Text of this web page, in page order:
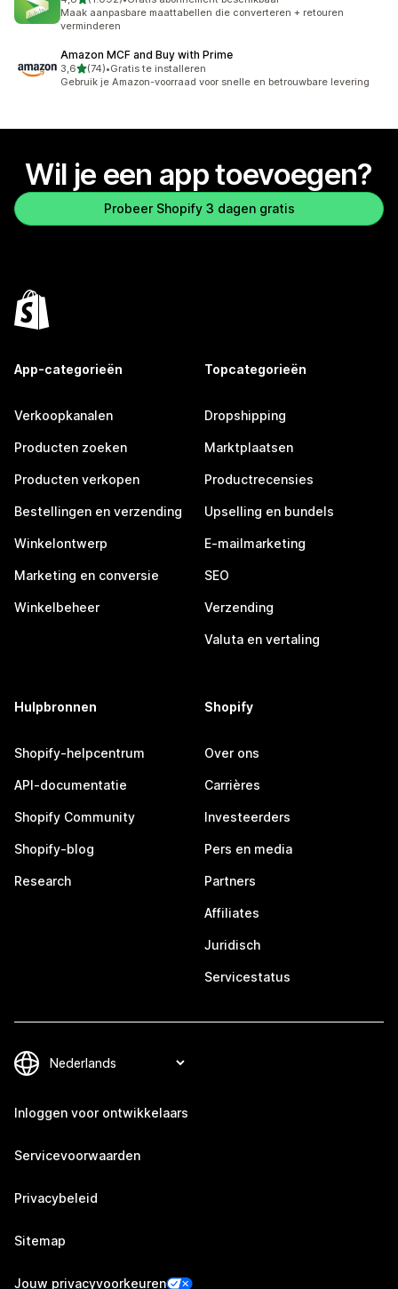
1092 recensies in totaal
Maak aanpasbare maattabellen die converteren + retouren
verminderen
Amazon MCF and Buy with Prime
3,6van 5 sterren
(74)
74 recensies in totaal
•Gratis te installeren
Gebruik je Amazon-voorraad voor snelle en betrouwbare levering
Wil je een app toevoegen?
Probeer Shopify 3 dagen gratis
App-categorieën
Verkoopkanalen
Producten zoeken
Producten verkopen
Bestellingen en verzending
Winkelontwerp
Marketing en conversie
Winkelbeheer
Topcategorieën
Dropshipping
Marktplaatsen
Productrecensies
Upselling en bundels
E-mailmarketing
SEO
Verzending
Valuta en vertaling
Hulpbronnen
Shopify-helpcentrum
API-documentatie
Shopify Community
Shopify-blog
Research
Shopify
Over ons
Carrières
Investeerders
Pers en media
Partners
Affiliates
Juridisch
Servicestatus
Inloggen voor ontwikkelaars
Servicevoorwaarden
Privacybeleid
Sitemap
Jouw privacyvoorkeuren